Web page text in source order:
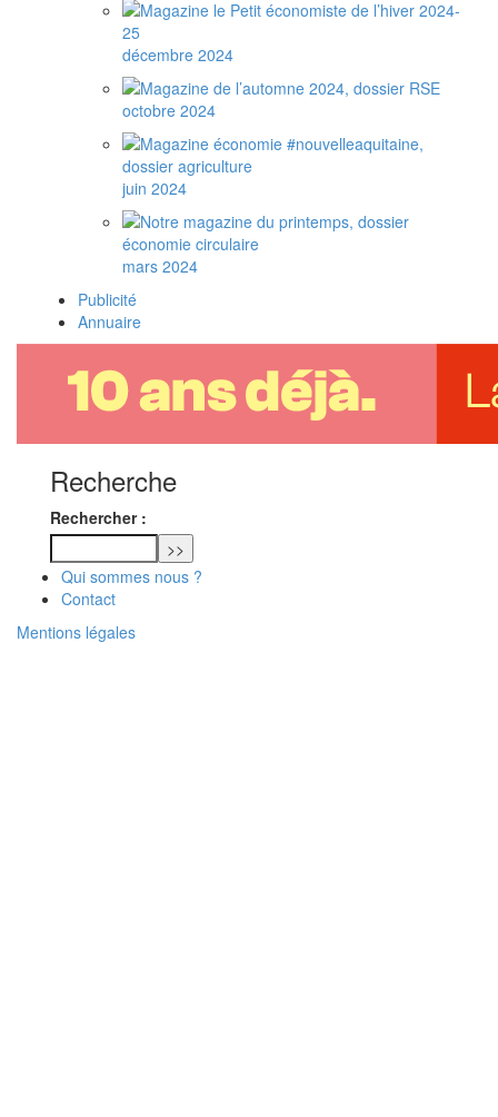
décembre 2024
octobre 2024
juin 2024
mars 2024
Publicité
Annuaire
Recherche
Rechercher :
Qui sommes nous ?
Contact
Mentions légales